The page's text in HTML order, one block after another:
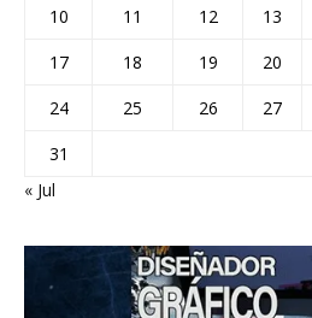
10
11 12 13
17
18 19 20
24
25 26 27
31
« Jul